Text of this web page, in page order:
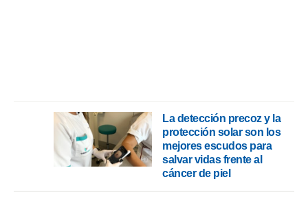
La detección precoz y la
protección solar son los
mejores escudos para
salvar vidas frente al
cáncer de piel